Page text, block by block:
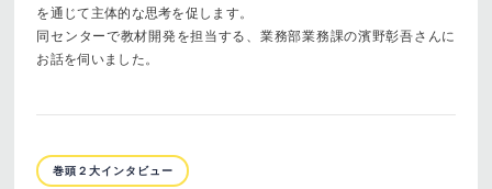
を通じて主体的な思考を促します。
同センターで教材開発を担当する、業務部業務課の濱野彰吾さんに
お話を伺いました。
巻頭２大インタビュー